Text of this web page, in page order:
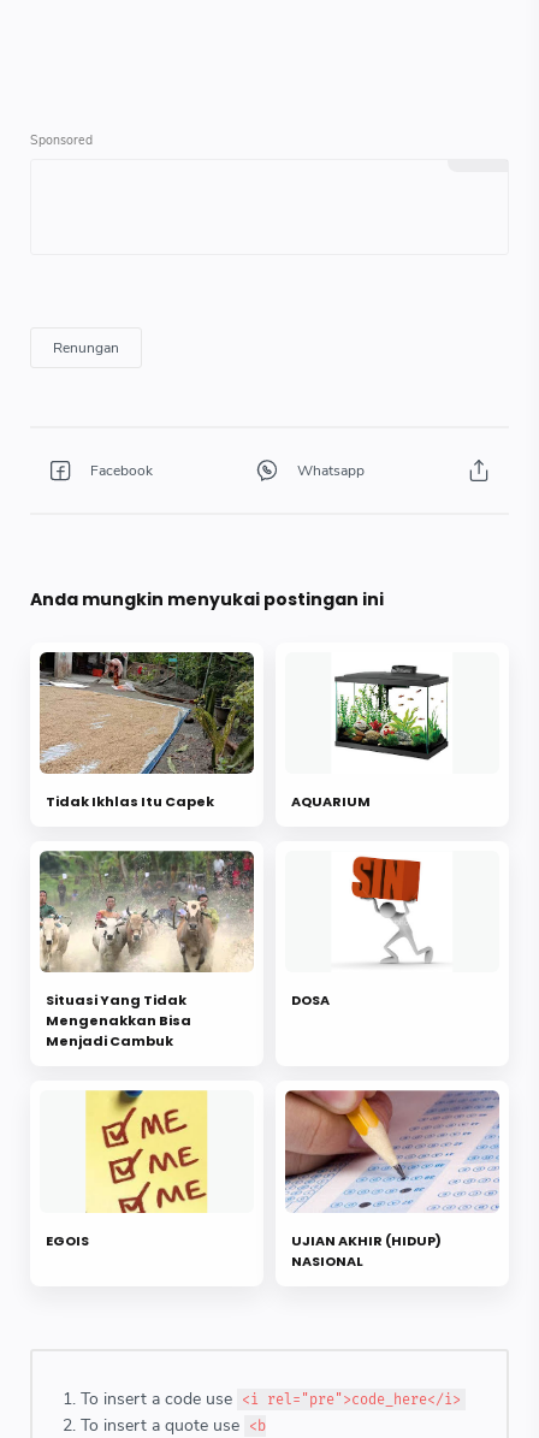
Anda mungkin menyukai postingan ini
Tidak Ikhlas Itu Capek AQUARIUM
Situasi Yang Tidak
Mengenakkan Bisa
Menjadi Cambuk
DOSA
EGOIS
UJIAN AKHIR (HIDUP)
NASIONAL
To insert a code use <i rel="pre">code_here</i>
To insert a quote use
<b